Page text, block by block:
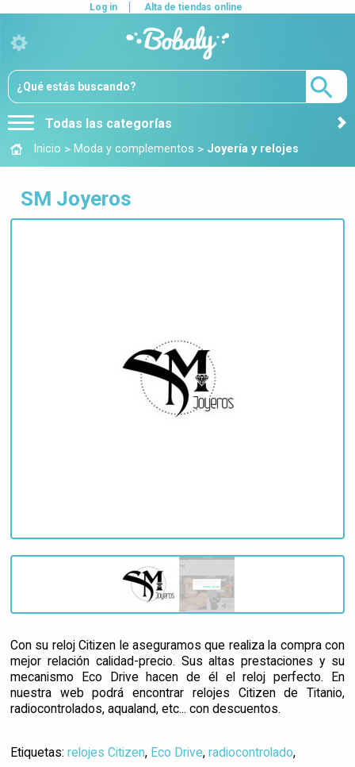
Todas las categorías
Log in Alta de tiendas online
Inicio > Moda y complementos > Joyería y relojes
SM Joyeros
Con su reloj Citizen le aseguramos que realiza la compra con
mejor relación calidad-precio. Sus altas prestaciones y su
mecanismo Eco Drive hacen de él el reloj perfecto. En
nuestra web podrá encontrar relojes Citizen de Titanio,
radiocontrolados, aqualand, etc... con descuentos.
Etiquetas: relojes Citizen, Eco Drive, radiocontrolado,